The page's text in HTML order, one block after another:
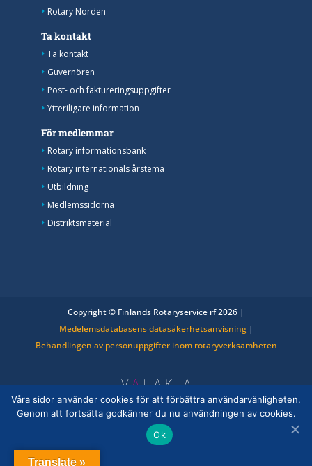
Rotary Norden
Ta kontakt
Ta kontakt
Guvernören
Post- och faktureringsuppgifter
Ytteriligare information
För medlemmar
Rotary informationsbank
Rotary internationals årstema
Utbildning
Medlemssidorna
Distriktsmaterial
Copyright © Finlands Rotaryservice rf 2026 |
Medelemsdatabasens datasäkerhetsanvisning|
Behandlingen av personuppgifter inom rotaryverksamheten
Translate »
Våra sidor använder cookies för att förbättra användarvänligheten.
Genom att fortsätta godkänner du nu användningen av cookies.
Ok